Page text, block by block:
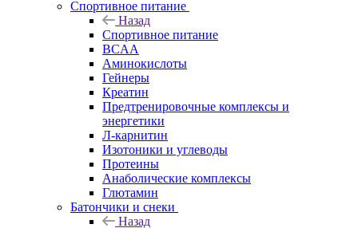
Спортивное питание
Назад
Спортивное питание
BCAA
Аминокислоты
Гейнеры
Креатин
Предтренировочные комплексы и
энергетики
Л-карнитин
Изотоники и углеводы
Протеины
Анаболические комплексы
Глютамин
Батончики и снеки
Назад